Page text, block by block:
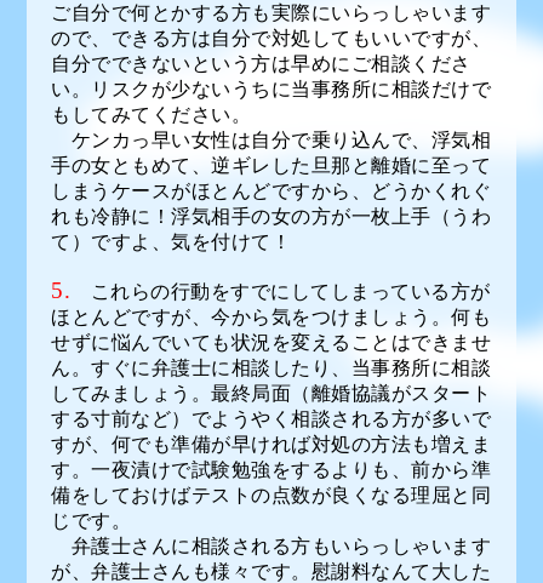
ご自分で何とかする方も実際にいらっしゃいます
ので、できる方は自分で対処してもいいですが、
自分でできないという方は早めにご相談くださ
い。リスクが少ないうちに当事務所に相談だけで
もしてみてください。
ケンカっ早い女性は自分で乗り込んで、浮気相
手の女ともめて、逆ギレした旦那と離婚に至って
しまうケースがほとんどですから、どうかくれぐ
れも冷静に！浮気相手の女の方が一枚上手（うわ
て）ですよ、気を付けて！
5. これらの行動をすでにしてしまっている方が
ほとんどですが、今から気をつけましょう。何も
せずに悩んでいても状況を変えることはできませ
ん。すぐに弁護士に相談したり、当事務所に相談
してみましょう。最終局面（離婚協議がスタート
する寸前など）でようやく相談される方が多いで
すが、何でも準備が早ければ対処の方法も増えま
す。一夜漬けで試験勉強をするよりも、前から準
備をしておけばテストの点数が良くなる理屈と同
じです。
弁護士さんに相談される方もいらっしゃいます
が、弁護士さんも様々です。慰謝料なんて大した